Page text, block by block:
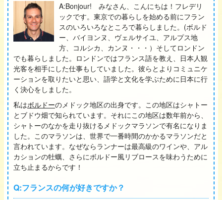
A:Bonjour! みなさん、こんにちは！フレデリ
ックです。東京での暮らしを始める前にフラン
スのいろいろなところで暮らしました。(ボルド
ー、バイヨンヌ、ヴェルサイユ、アルプス地
方、コルシカ、カンヌ・・・）そしてロンドン
でも暮らしました。ロンドンではフランス語を教え、日本人観
光客を相手にした仕事もしていました。彼らとよりコミュニケ
ーションを取りたいと思い、語学と文化を学ぶために日本に行
く決心をしました。
私はボルドーのメドック地区の出身です。この地区はシャトー
とブドウ畑で知られています。それにこの地区は数年前から、
シャトーのなかを走り抜けるメドックマラソンで有名になりま
した。このマラソンは、世界で一番時間のかかるマラソンだと
言われています。なぜならランナーは最高級のワインや、アル
カションの牡蠣、さらにボルドー風リブロースを味わうために
立ち止まるからです！
Q:フランスの何が好きですか？